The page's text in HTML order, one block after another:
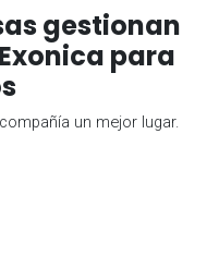
gestionan
para
un mejor lugar.